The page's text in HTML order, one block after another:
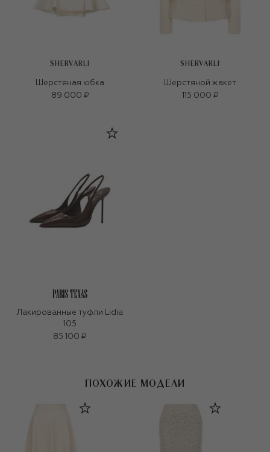
SHERVARLI
Шерстяная юбка
89 000 ₽
SHERVARLI
Шерстяной жакет
115 000 ₽
Лакированные туфли Lidia
105
85 100 ₽
ПОХОЖИЕ МОДЕЛИ